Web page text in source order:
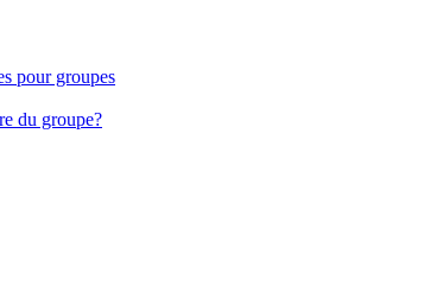
pour groupes
du groupe?